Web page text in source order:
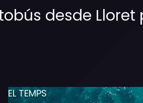
desde Lloret
EL TEMPS